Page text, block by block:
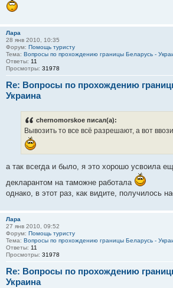
Лара
28 янв 2010, 10:35
Форум: Помощь туристу
Тема: Вопросы по прохождению границы Беларусь -
Ответы: 11
Просмотры: 31978
Re: Вопросы по прохождению
Украина
chernomorskoe писал(а):
Вывозить то все всё разрешают, а вот
а так всегда и было, я это хорошо усвоила
декларантом на таможне работала
однако, в этот раз, как видите, получилось
Лара
27 янв 2010, 09:52
Форум: Помощь туристу
Тема: Вопросы по прохождению границы Беларусь -
Ответы: 11
Просмотры: 31978
Re: Вопросы по прохождению
Украина